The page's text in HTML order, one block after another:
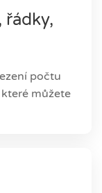
řádky,
počtu
můžete